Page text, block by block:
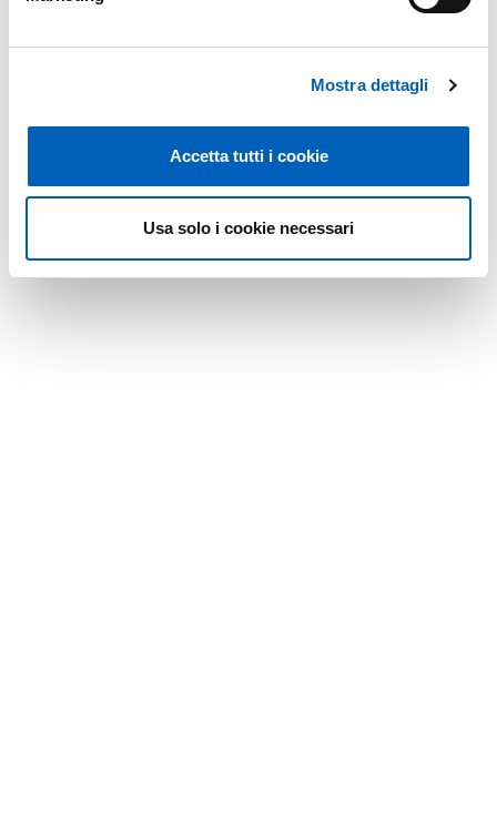
Mostra dettagli
Accetta tutti i cookie
Usa solo i cookie necessari
testare funzionalità specifiche e convalidare i risultati del